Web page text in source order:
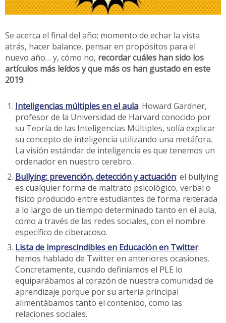
Se acerca el final del año; momento de echar la vista
atrás, hacer balance, pensar en propósitos para el
nuevo año… y, cómo no, recordar cuáles han sido los
artículos más leídos y que más os han gustado en este
2019:
Inteligencias múltiples en el aula: Howard Gardner,
profesor de la Universidad de Harvard conocido por
su Teoría de las Inteligencias Múltiples, solía explicar
su concepto de inteligencia utilizando una metáfora.
La visión estándar de inteligencia es que tenemos un
ordenador en nuestro cerebro…
Bullying: prevención, detección y actuación: el bullying
es cualquier forma de maltrato psicológico, verbal o
físico producido entre estudiantes de forma reiterada
a lo largo de un tiempo determinado tanto en el aula,
como a través de las redes sociales, con el nombre
específico de ciberacoso.
Lista de imprescindibles en Educación en Twitter:
hemos hablado de Twitter en anteriores ocasiones.
Concretamente, cuando definíamos el PLE lo
equiparábamos al corazón de nuestra comunidad de
aprendizaje porque por su arteria principal
alimentábamos tanto el contenido, como las
relaciones sociales.